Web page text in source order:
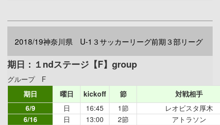
2018/19神奈川県 U-1３サッカーリーグ前期３部リーグ
期日：１ndステージ【F】group
グループ F
期日
曜日 kickoff 節
対戦相手
6/9
日 16:45 1節
レオビスタ厚木
6/16
日 13:00 2節
アトラソン